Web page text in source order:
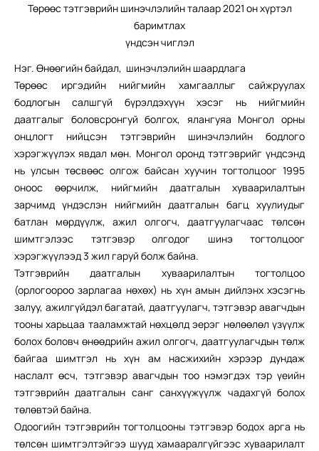
Төрөөс тэтгэврийн шинэчлэлийн талаар 2021 он хүртэл
баримтлах
үндсэн чиглэл
Нэг. Өнөөгийн байдал, шинэчлэлийн шаардлага
Төрөөс иргэдийн нийгмийн хамгааллыг сайжруулах
бодлогын салшгүй бүрэлдэхүүн хэсэг нь нийгмийн
даатгалыг боловсронгуй болгох, ялангуяа Монгол орны
онцлогт нийцсэн тэтгэврийн шинэчлэлийн бодлого
хэрэгжүүлэх явдал мөн. Монгол оронд тэтгэврийг үндсэнд
нь улсын төсвөөс олгож байсан хуучин тогтолцоог 1995
оноос өөрчилж, нийгмийн даатгалын хуваарилалтын
зарчимд үндэслэн нийгмийн даатгалын багц хуулиудыг
батлан мөрдүүлж, ажил олгогч, даатгуулагчаас төлсөн
шимтгэлээс тэтгэвэр олгодог шинэ тогтолцоог
хэрэгжүүлээд 3 жил гаруй болж байна.
Тэтгэврийн даатгалын хуваарилалтын тогтолцоо
(орлогоороо зарлагаа нөхөх) нь хүн амын дийлэнх хэсэгнь
залуу, ажилгүйдэл багатай, даатгуулагч, тэтгэвэр авагчдын
тооны харьцаа тааламжтай нөхцөлд эерэг нөлөөлөл үзүүлж
болох боловч өнөөдрийн ажил олгогч, даатгуулагчдын төлж
байгаа шимтгэл нь хүн ам насжихийн хэрээр дундаж
наслалт өсч, тэтгэвэр авагчдын тоо нэмэгдэх тэр үеийн
тэтгэврийн даатгалын санг санхүүжүүлж чадахгүй болох
төлөвтэй байна.
Одоогийн тэтгэврийн тогтолцооны тэтгэвэр бодох арга нь
төлсөн шимтгэлтэйгээ шууд хамааралгүйгээс хуваарилалт